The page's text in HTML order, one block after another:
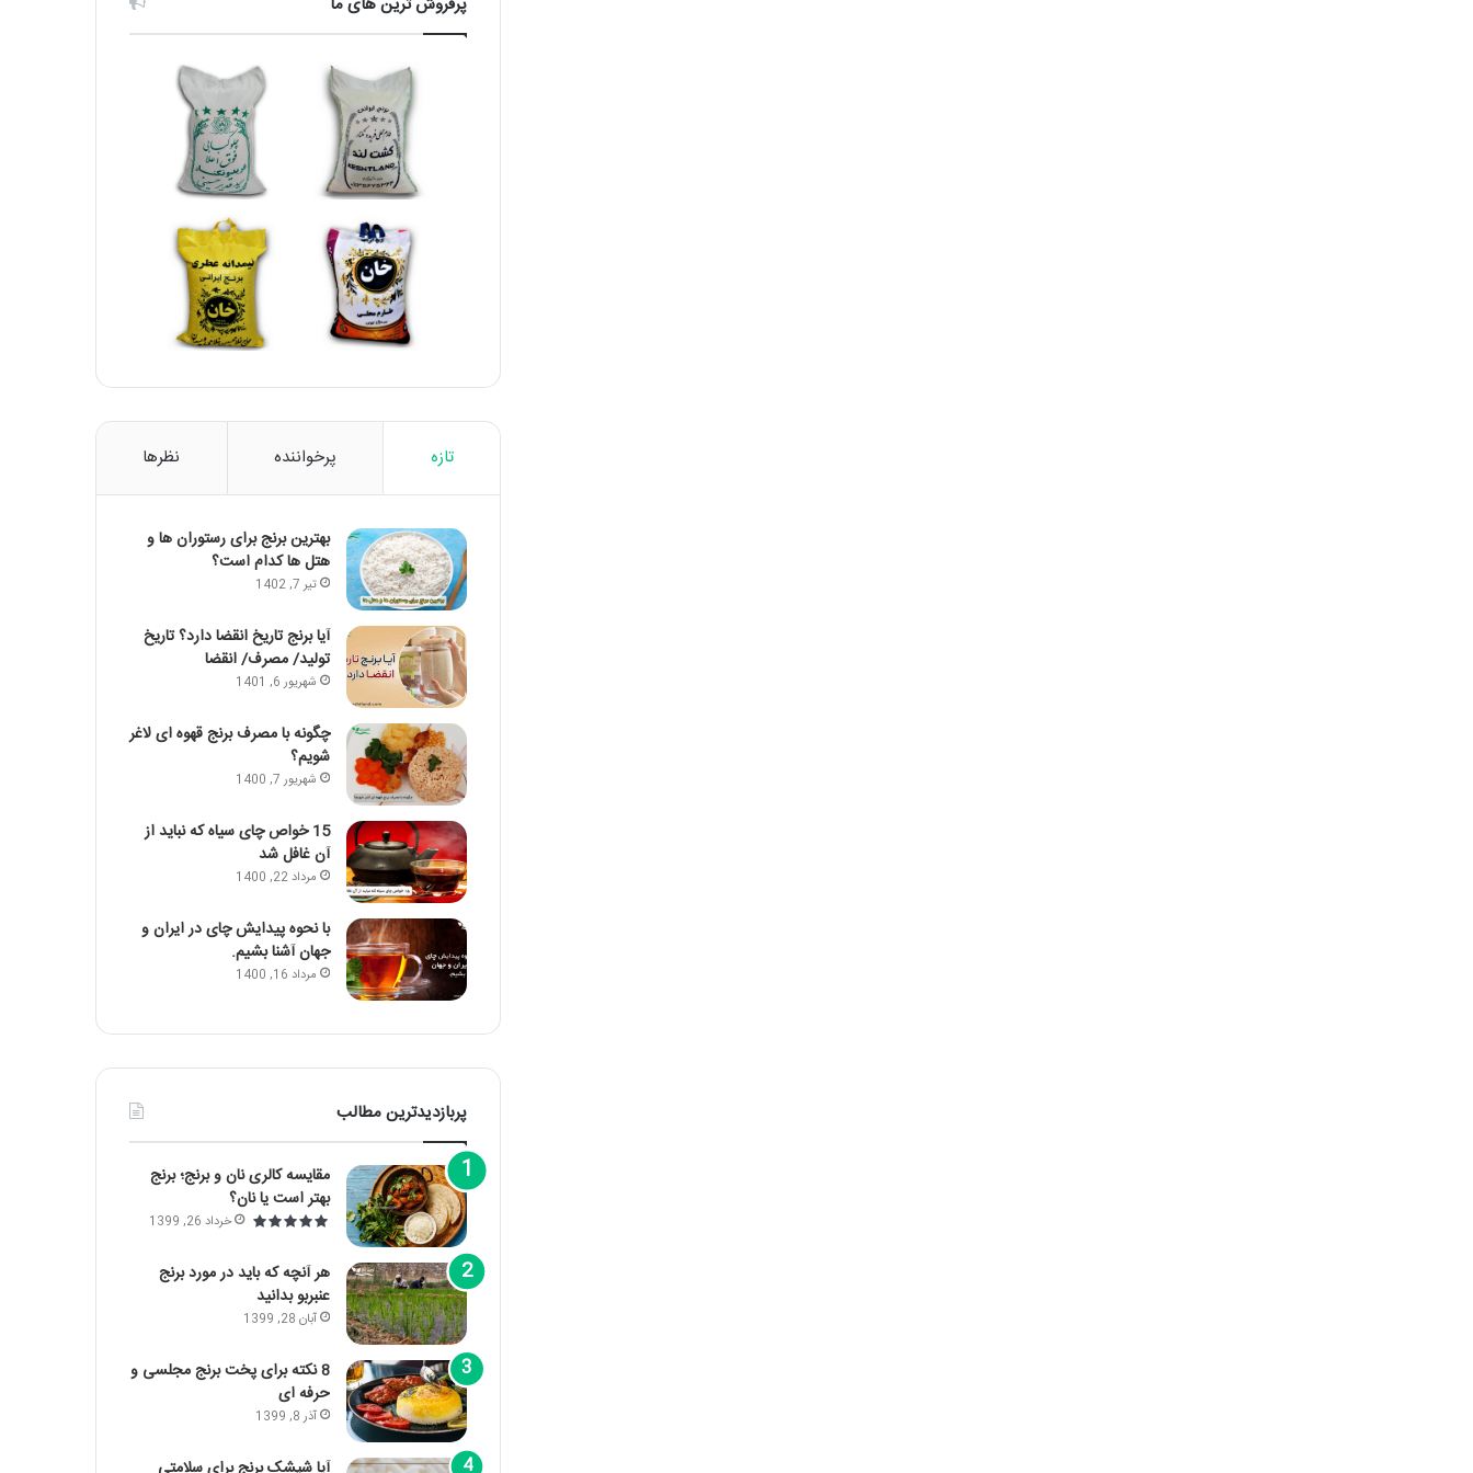
تازه پرخواننده نظرها
بهترین برنج برای رستوران ها و
هتل ها کدام است؟
تیر 7, 1402
آیا برنج تاریخ انقضا دارد؟ تاریخ
تولید/ مصرف/ انقضا
شهریور 6, 1401
چگونه با مصرف برنج قهوه ای لاغر
شویم؟
شهریور 7, 1400
15 خواص چای سیاه که نباید از
آن غافل شد
مرداد 22, 1400
با نحوه پیدایش چای در ایران و
جهان آشنا بشیم.
مرداد 16, 1400
پربازدیدترین مطالب
مقایسه کالری نان و برنج؛ برنج
بهتر است یا نان؟
خرداد 26, 1399
هر آنچه که باید در مورد برنج
عنبربو بدانید
آبان 28, 1399
8 نکته برای پخت برنج مجلسی و
حرفه ای
آذر 8, 1399